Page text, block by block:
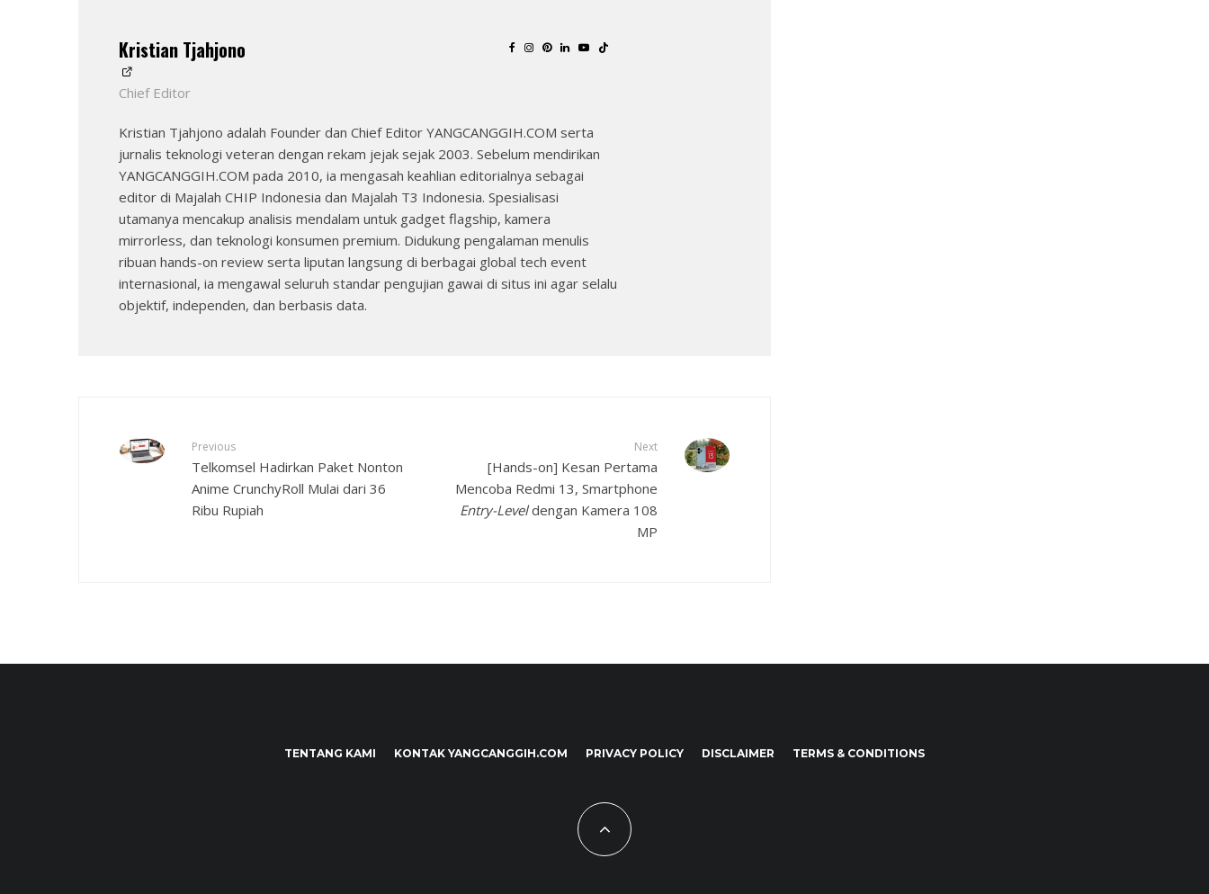
Kristian Tjahjono
Chief Editor
Kristian Tjahjono adalah Founder dan Chief Editor YANGCANGGIH.COM serta
jurnalis teknologi veteran dengan rekam jejak sejak 2003. Sebelum mendirikan
YANGCANGGIH.COM pada 2010, ia mengasah keahlian editorialnya sebagai
editor di Majalah CHIP Indonesia dan Majalah T3 Indonesia. Spesialisasi
utamanya mencakup analisis mendalam untuk gadget flagship, kamera
mirrorless, dan teknologi konsumen premium. Didukung pengalaman menulis
ribuan hands-on review serta liputan langsung di berbagai global tech event
internasional, ia mengawal seluruh standar pengujian gawai di situs ini agar selalu
objektif, independen, dan berbasis data.
Previous
Telkomsel Hadirkan Paket Nonton
Anime CrunchyRoll Mulai dari 36
Ribu Rupiah
Next
[Hands-on] Kesan Pertama
Mencoba Redmi 13, Smartphone
Entry-Leveldengan Kamera 108
MP
TENTANG KAMI KONTAK YANGCANGGIH.COM PRIVACY POLICY DISCLAIMER TERMS & CONDITIONS